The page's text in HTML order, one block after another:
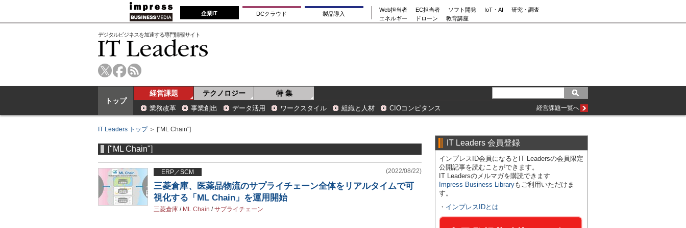
企業IT DCクラウド 製品導入
Web担当者 EC担当者 ソフト開発 IoT・AI
研究・調査
エネルギー
ドローン 教育講座
デジタルビジネスを加速する専門情報サイト
トップ
経営課題 テクノロジー 特 集
業務改革 事業創出 データ活用 ワークスタイル 組織と人材 CIOコンピタンス 経営課題一覧へ
IT Leaders トップ＞ ["ML Chain"]
["ML Chain"]
ERP／SCM (2022/08/22)
三菱倉庫、医薬品物流のサプライチェーン全体をリアルタイムで可
視化する「ML Chain」を運用開始
三菱倉庫 / ML Chain /サプライチェーン
IT Leaders 会員登録
インプレスID会員になるとIT Leadersの会員限定
公開記事を読むことができます。
IT Leadersのメルマガを購読できます
Impress Business Libraryもご利用いただけま
す。
・ インプレスIDとは